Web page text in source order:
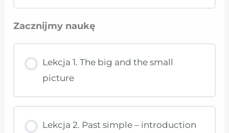
Zacznijmy naukę
Lekcja 1. The big and the small
picture
Lekcja 2. Past simple – introduction